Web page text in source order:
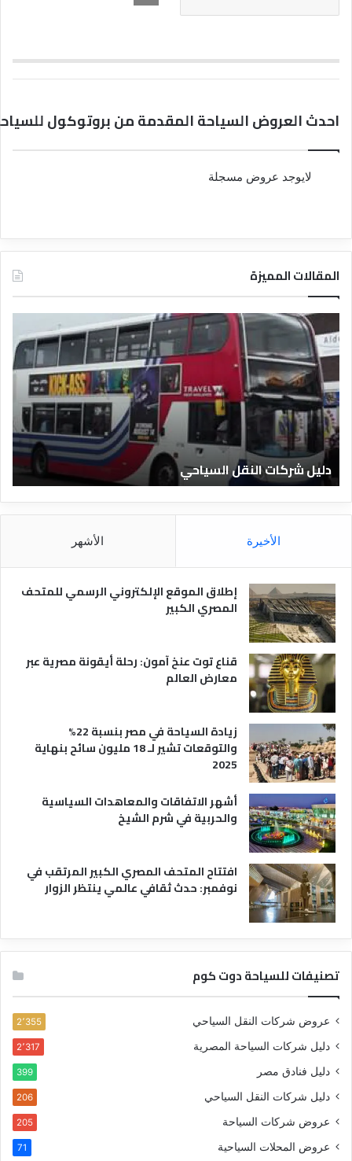
احدث العروض السياحة المقدمة من بروتوكول
لايوجد عروض مسجلة
المقالات المميزة
ل
ي
ش
ر
ك
ا
ت
ل
ن
ق
ل
س
ح
ي
دليل شركات النقل السياحي
ا
ر
الأخيرة الأشهر
إطلاق الموقع الإلكتروني الرسمي للمتحف
المصري الكبير
قناع توت عنخ آمون: رحلة أيقونة مصرية عبر
معارض العالم
زيادة السياحة في مصر بنسبة 22%
والتوقعات تشير لـ 18 مليون سائح بنهاية
2025
أشهر الاتفاقات والمعاهدات السياسية
والحربية في شرم الشيخ
افتتاح المتحف المصري الكبير المرتقب في
نوفمبر: حدث ثقافي عالمي ينتظر الزوار
تصنيفات للسياحة دوت كوم
عروض شركات النقل السياحي 2٬355
دليل شركات السياحة المصرية 2٬317
دليل فنادق مصر 399
دليل شركات النقل السياحي 206
عروض شركات السياحة 205
عروض المحلات السياحية 71